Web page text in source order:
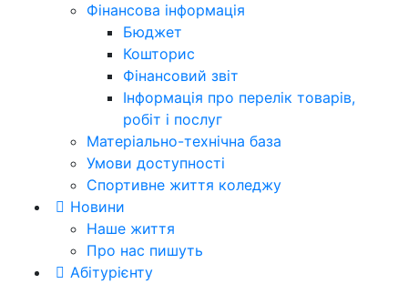
Фінансова інформація
Бюджет
Кошторис
Фінансовий звіт
Інформація про перелік товарів,
робіт і послуг
Матеріально-технічна база
Умови доступності
Спортивне життя коледжу
Новини
Наше життя
Про нас пишуть
Абітурієнту